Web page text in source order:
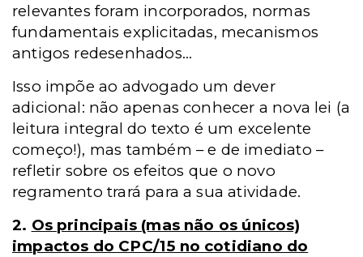
relevantes foram incorporados, normas
fundamentais explicitadas, mecanismos
antigos redesenhados...
Isso impõe ao advogado um dever
adicional: não apenas conhecer a nova lei (a
leitura integral do texto é um excelente
começo!), mas também – e de imediato –
refletir sobre os efeitos que o novo
regramento trará para a sua atividade.
2. Os principais (mas não os únicos)
impactos do CPC/15 no cotidiano do